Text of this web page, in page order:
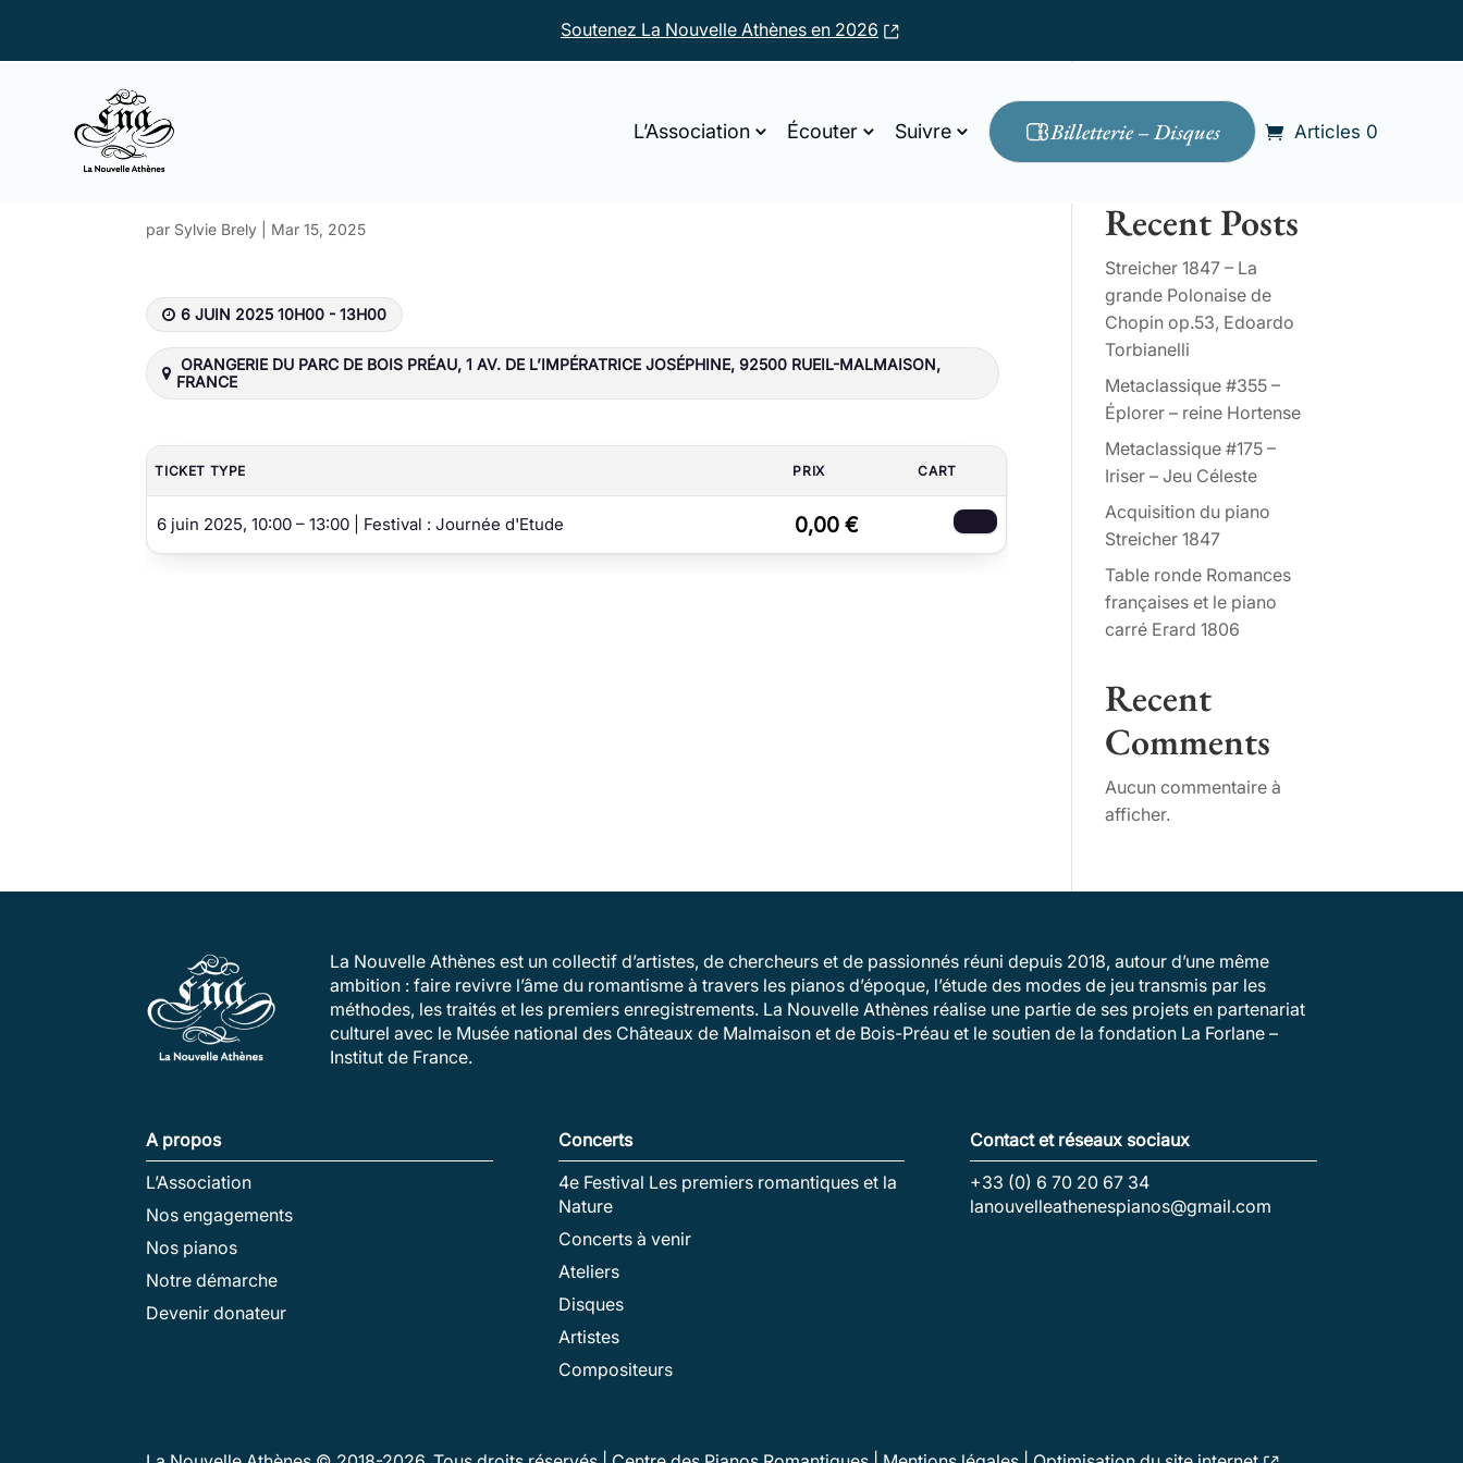
Soutenez La Nouvelle Athènes en 2026
L’Association Écouter Suivre Billetterie – Disques Articles 0
Festival : Journée d’étude
par Sylvie Brely Mar 15, 2025
6 JUIN 2025 10H00 - 13H00
ORANGERIE DU PARC DE BOIS PRÉAU, 1 AV. DE L’IMPÉRATRICE JOSÉPHINE, 92500 RUEIL-MALMAISON,
FRANCE
TICKET TYPE PRIX CART
6 juin 2025, 10:00 – 13:00 | Festival : Journée d'Etude 0,00€
Ce produit a plusieurs variations. Les options peuvent
Rechercher
Recent Posts
Streicher 1847 – La
grande Polonaise de
Chopin op.53, Edoardo
Torbianelli
Metaclassique #355 –
Éplorer – reine Hortense
Metaclassique #175 –
Iriser – Jeu Céleste
Acquisition du piano
Streicher 1847
Table ronde Romances
françaises et le piano
carré Erard 1806
Recent
Comments
Aucun commentaire à
afficher.
La Nouvelle Athènes est un collectif d’artistes, de chercheurs et de passionnés réuni depuis 2018, autour d’une même
ambition : faire revivre l’âme du romantisme à travers les pianos d’époque, l’étude des modes de jeu transmis par les
méthodes, les traités et les premiers enregistrements. La Nouvelle Athènes réalise une partie de ses projets en partenariat
culturel avec le Musée national des Châteaux de Malmaison et de Bois-Préau et le soutien de la fondation La Forlane –
Institut de France.
A propos
L’Association
Nos engagements
Nos pianos
Notre démarche
Devenir donateur
Concerts
4e Festival Les premiers romantiques et la
Nature
Concerts à venir
Ateliers
Disques
Artistes
Compositeurs
Contact et réseaux sociaux
+33 (0) 6 70 20 67 34
lanouvelleathenespianos@gmail.com